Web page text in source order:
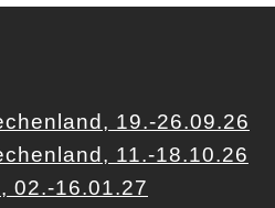
19.-26.09.26
11.-18.10.26
02.-16.01.27